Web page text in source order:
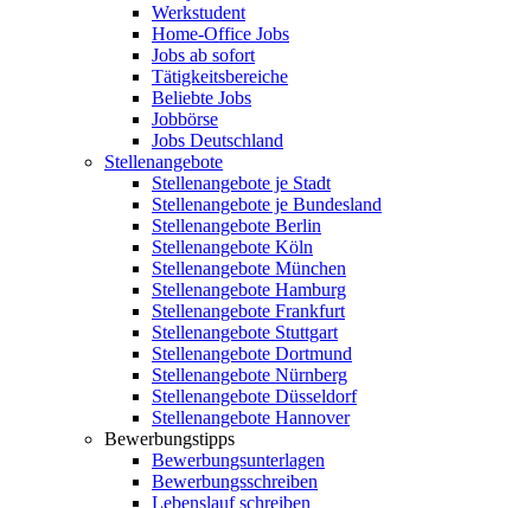
Werkstudent
Home-Office Jobs
Jobs ab sofort
Tätigkeitsbereiche
Beliebte Jobs
Jobbörse
Jobs Deutschland
Stellenangebote
Stellenangebote je Stadt
Stellenangebote je Bundesland
Stellenangebote Berlin
Stellenangebote Köln
Stellenangebote München
Stellenangebote Hamburg
Stellenangebote Frankfurt
Stellenangebote Stuttgart
Stellenangebote Dortmund
Stellenangebote Nürnberg
Stellenangebote Düsseldorf
Stellenangebote Hannover
Bewerbungstipps
Bewerbungsunterlagen
Bewerbungsschreiben
Lebenslauf schreiben